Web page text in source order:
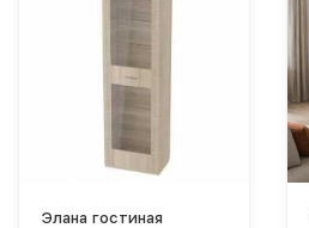
Элана гостиная